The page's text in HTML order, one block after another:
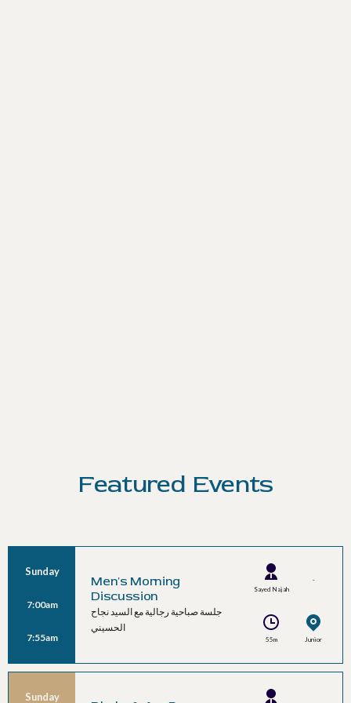
Featured Events
Sunday
7:00am
7:55am
Men's Morning
Discussion
جلسة صباحية رجالية مع السيد نجاح
الحسيني
Sayed Najah
-
Junior
55m
Sunday